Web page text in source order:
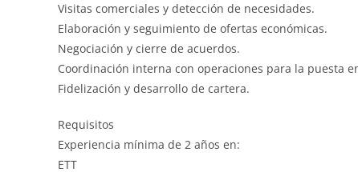
Visitas comerciales y detección de necesidades.
Elaboración y seguimiento de ofertas económicas.
Negociación y cierre de acuerdos.
Coordinación interna con operaciones para la puesta
Fidelización y desarrollo de cartera.
Requisitos
Experiencia mínima de 2 años en:
ETT